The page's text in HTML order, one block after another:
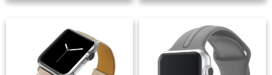
JADE
KUNZIT